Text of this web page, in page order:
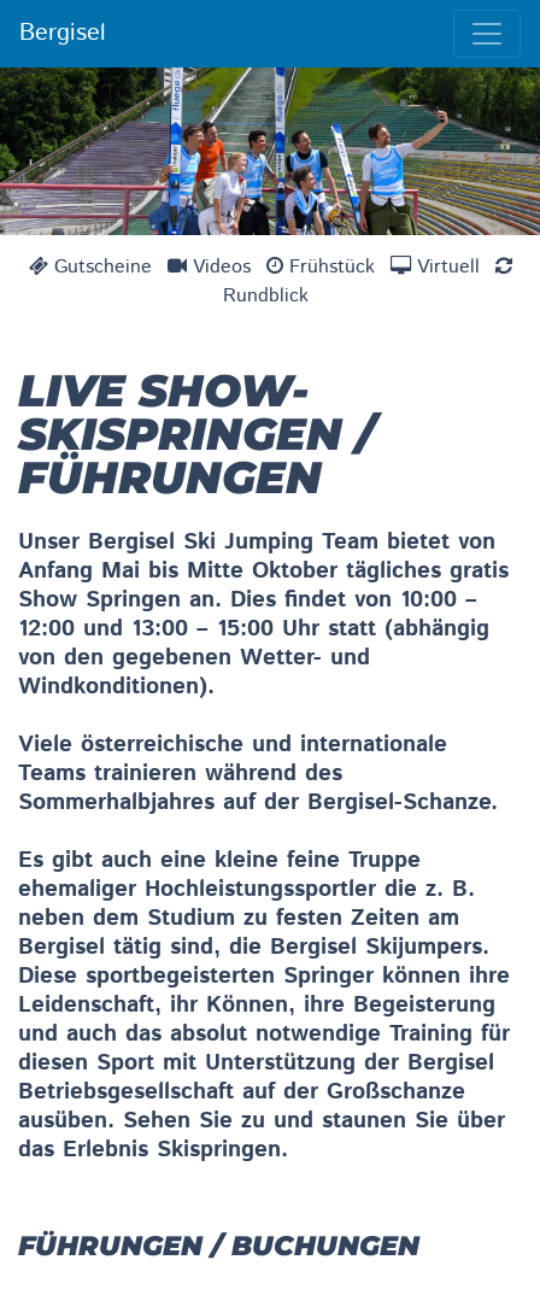
Bergisel
Gutscheine Videos Frühstück
Virtuell
Rundblick
LIVE SHOW-
SKISPRINGEN /
FÜHRUNGEN
Unser Bergisel Ski Jumping Team bietet von
Anfang Mai bis Mitte Oktober tägliches gratis
Show Springen an. Dies findet von 10:00 –
12:00 und 13:00 – 15:00 Uhr statt (abhängig
von den gegebenen Wetter- und
Windkonditionen).
Viele österreichische und internationale
Teams trainieren während des
Sommerhalbjahres auf der Bergisel-Schanze.
Es gibt auch eine kleine feine Truppe
ehemaliger Hochleistungssportler die z. B.
neben dem Studium zu festen Zeiten am
Bergisel tätig sind, die Bergisel Skijumpers.
Diese sportbegeisterten Springer können ihre
Leidenschaft, ihr Können, ihre Begeisterung
und auch das absolut notwendige Training für
diesen Sport mit Unterstützung der Bergisel
Betriebsgesellschaft auf der Großschanze
ausüben. Sehen Sie zu und staunen Sie über
das Erlebnis Skispringen.
FÜHRUNGEN / BUCHUNGEN